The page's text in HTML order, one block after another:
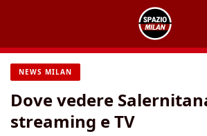
contenuto
NEWS MILAN
Dove vedere
streaming e TV